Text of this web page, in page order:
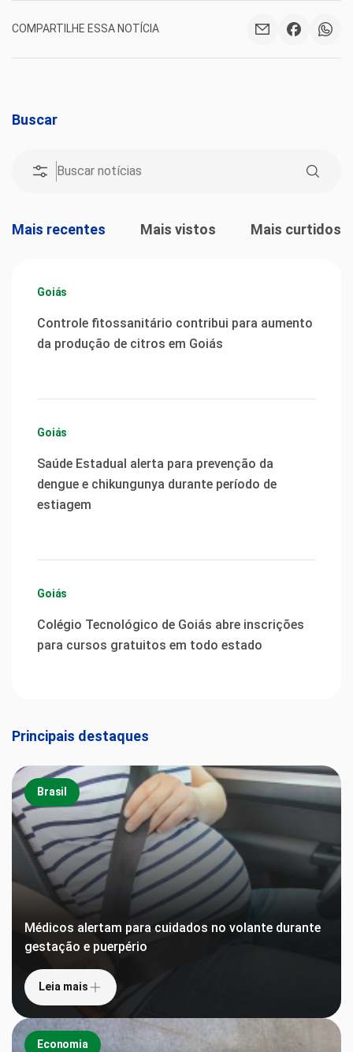
COMPARTILHE ESSA NOTÍCIA
Buscar
Mais recentes Mais vistos Mais curtidos
Goiás
Controle fitossanitário contribui para aumento
da produção de citros em Goiás
Goiás
Saúde Estadual alerta para prevenção da
dengue e chikungunya durante período de
estiagem
Goiás
Colégio Tecnológico de Goiás abre inscrições
para cursos gratuitos em todo estado
Principais destaques
Brasil
Médicos alertam para cuidados no volante durante
gestação e puerpério
Leia mais
Economia